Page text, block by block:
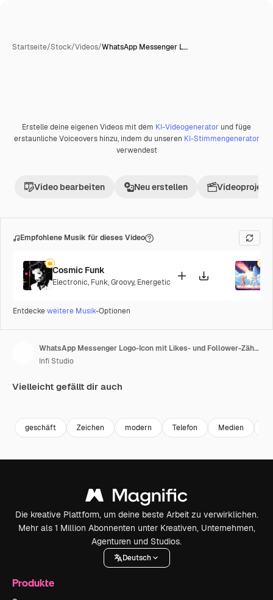
Startseite/Stock/Videos/WhatsApp Messenger L…
Premium
Erstelle deine eigenen Videos mit dem KI-Videogenerator und füge
erstaunliche Voiceovers hinzu, indem du unseren KI-Stimmengenerator
verwendest
Video bearbeiten Neu erstellen Videoprojekt
Empfohlene Musik für dieses Video
Cosmic Funk
Electronic, Funk,Groovy, Energetic
Entdeckeweitere Musik-Optionen
WhatsApp Messenger Logo-Icon mit Likes- und Follower-Zähler, Instagram, 4K Greenscreen Loop-Animation
Infi Studio
Vielleicht gefällt dir auch
geschäft Zeichen modern Telefon Medien
Die kreative Plattform, um deine beste Arbeit zu verwirklichen.
Mehr als 1 Million Abonnenten unter Kreativen, Unternehmen,
Agenturen und Studios.
Deutsch
Produkte